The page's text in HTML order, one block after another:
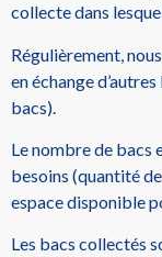
collecte dans
Régulièrement,
en échange
bacs).
Le nombre de bacs
besoins (quantité
espace disponible
Les bacs collectés